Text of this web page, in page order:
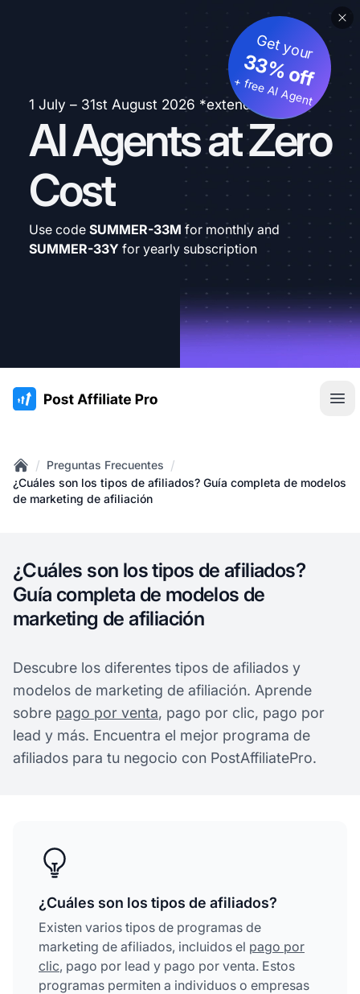
1 July – 31st August 2026 *extended
AI Agents at Zero
Cost
Get your
33% off
+ free AI Agent
Use code SUMMER-33M for monthly and
SUMMER-33Y for yearly subscription
:site.title
Home
/ Preguntas Frecuentes /
¿Cuáles son los tipos de afiliados? Guía completa de modelos
de marketing de afiliación
¿Cuáles son los tipos de afiliados?
Guía completa de modelos de
marketing de afiliación
Descubre los diferentes tipos de afiliados y
modelos de marketing de afiliación. Aprende
sobre pago por venta, pago por clic, pago por
lead y más. Encuentra el mejor programa de
afiliados para tu negocio con PostAffiliatePro.
¿Cuáles son los tipos de afiliados?
Existen varios tipos de programas de
marketing de afiliados, incluidos el pago por
clic, pago por lead y pago por venta. Estos
programas permiten a individuos o empresas